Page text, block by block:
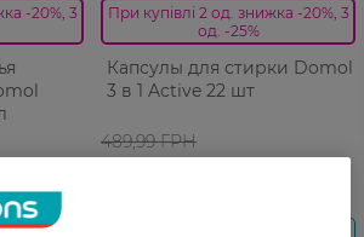
-20%, 3
При купівлі 2 од. знижка -20%, 3
од. -25%
Капсулы для стирки Domol
3 в 1 Active 22 шт
489,99 ГРН